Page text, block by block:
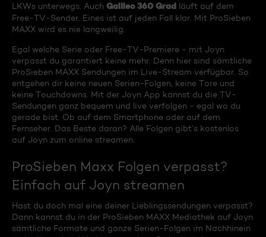
LKWs unterwegs. Auch Galileo 360 Grad läuft auf dem
Free-TV-Sender. Eines ist auf jeden Fall klar. Mit ProSieben
MAXX wird es nie langweilig.
Egal welche Serie oder Free-TV-Premiere - mit Joyn
verpasst du garantiert keine mehr. Denn hier sind sämtliche
ProSieben MAXX Sendungen im Live-Stream verfügbar. So
entgehen dir keine neuen Serien-Folgen, keine Tore und
keine Touchdowns. Mit der Joyn App kannst du die TV-
Sendungen ganz bequem und live verfolgen - egal wo du
gerade bist. Ob auf dem Smartphone oder auf dem
Fernseher. Das Beste daran? Alle Folgen gibt’s kostenlos
auf Joyn zum online streamen.
ProSieben Maxx Folgen verpasst?
Einfach auf Joyn streamen
Hast du doch mal eine deiner Lieblingssendungen verpasst?
Dann kannst du in der ProSieben MAXX Mediathek auf Joyn
sämtliche Formate und ganze Serien-Folgen im Nachhinein